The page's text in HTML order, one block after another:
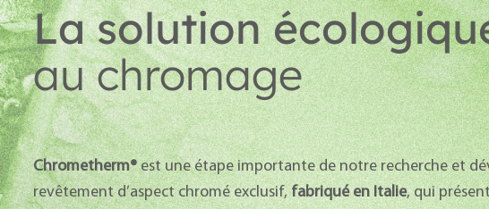
La solution
au chromage
Chrometherm®est une étape importante de notre recherche et
revêtement d’aspect chromé exclusif, fabriqué en Italie, qui